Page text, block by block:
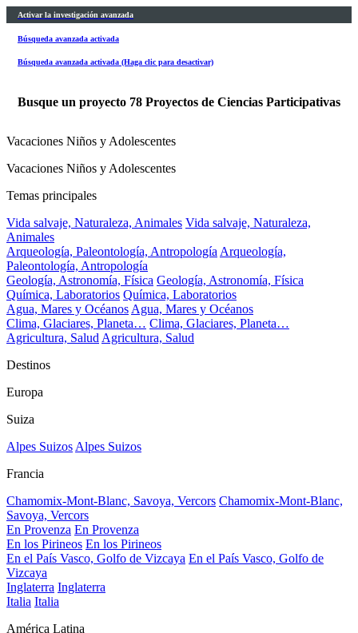
Activar la investigación avanzada
Búsqueda avanzada activada
Búsqueda avanzada activada (Haga clic para desactivar)
Busque un proyecto 78 Proyectos de Ciencias Participativas
Vacaciones Niños y Adolescentes
Vacaciones Niños y Adolescentes
Temas principales
Vida salvaje, Naturaleza, Animales Vida salvaje, Naturaleza,
Animales
Arqueología, Paleontología, AntropologíaArqueología,
Paleontología, Antropología
Geología, Astronomía, Física Geología, Astronomía, Física
Química, Laboratorios Química, Laboratorios
Agua, Mares y OcéanosAgua, Mares y Océanos
Clima, Glaciares, Planeta… Clima, Glaciares, Planeta…
Agricultura, SaludAgricultura, Salud
Destinos
Europa
Suiza
Alpes SuizosAlpes Suizos
Francia
Chamomix-Mont-Blanc, Savoya, Vercors Chamomix-Mont-Blanc,
Savoya, Vercors
En Provenza En Provenza
En los Pirineos En los Pirineos
En el País Vasco, Golfo de Vizcaya En el País Vasco, Golfo de
Vizcaya
Inglaterra Inglaterra
Italia Italia
América Latina